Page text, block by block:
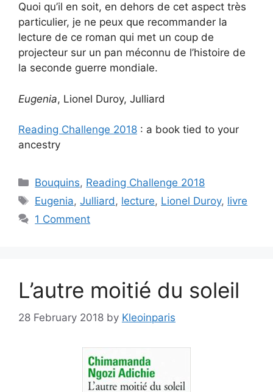
Quoi qu’il en soit, en dehors de cet aspect très
particulier, je ne peux que recommander la
lecture de ce roman qui met un coup de
projecteur sur un pan méconnu de l’histoire de
la seconde guerre mondiale.
Eugenia, Lionel Duroy, Julliard
Reading Challenge 2018 : a book tied to your
ancestry
Categories
Bouquins, Reading Challenge 2018
Tags
Eugenia,Julliard, lecture, Lionel Duroy, livre
1 Comment
L’autre moitié du soleil
28 February 2018 by Kleoinparis